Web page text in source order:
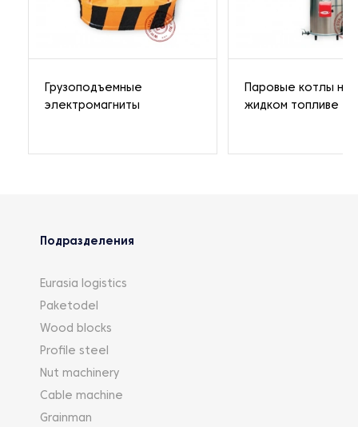
Грузоподъемные
электромагниты
Паровые котлы на
жидком топливе
Подразделения
Eurasia logistics
Paketodel
Wood blocks
Profile steel
Nut machinery
Cable machine
Grainman